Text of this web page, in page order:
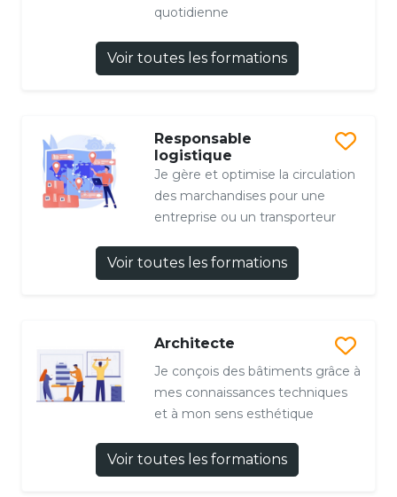
quotidienne
Voir toutes les formations
Responsable
logistique
Je gère et optimise la circulation
des marchandises pour une
entreprise ou un transporteur
Voir toutes les formations
Architecte
Je conçois des bâtiments grâce à
mes connaissances techniques
et à mon sens esthétique
Voir toutes les formations